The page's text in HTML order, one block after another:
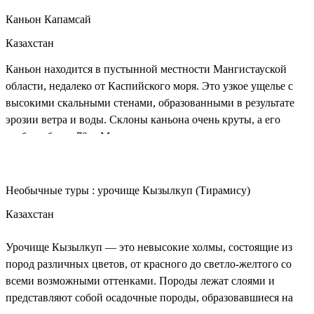
Каньон Капамсай
Казахстан
Каньон находится в пустынной местности Мангистауской
области, недалеко от Каспийского моря. Это узкое ущелье с
высокими скальными стенами, образованными в результате
эрозии ветра и воды. Склоны каньона очень круты, а его
глубина более 70м. Местность отличается суровым, но
глубокая река, которая к настоящему времени высохла. Сейчас
сделали отверстие. Сверху здесь постоянно сочится вода, а
зеленеющий даже во время сильнейшего летнего зноя.
Необычные туры : урочище Кызылкуп (Тирамису)
Казахстан
Урочище Кызылкуп — это невысокие холмы, состоящие из
пород различных цветов, от красного до светло-желтого со
всеми возможными оттенками. Породы лежат слоями и
представляют собой осадочные породы, образовавшиеся на